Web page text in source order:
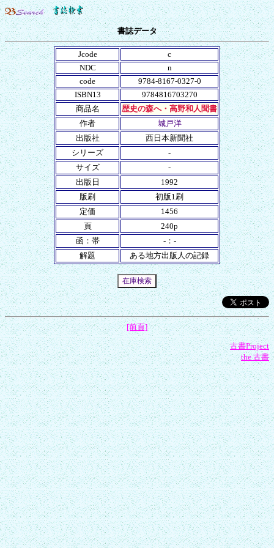
書誌データ
Jcode
c
NDC
n
code
9784-8167-0327-0
ISBN13
9784816703270
商品名
歴史の森へ・高野和人聞書
作者
城戸洋
出版社
西日本新聞社
シリーズ
-
サイズ
-
出版日
1992
版刷
初版1刷
定価
1456
頁
240p
函：帯
-：-
解題
ある地方出版人の記録
[前頁]
古書Project
the 古書